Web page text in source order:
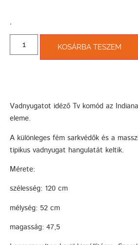
­.
KOSÁRBA TESZEM
Vadnyugatot idéző Tv komód az
eleme.
A különleges fém sarkvédők és a
tipikus vadnyugat hangulatát keltik.
Mérete:
szélesség: 120 cm
mélység: 52 cm
magasság: 47,5